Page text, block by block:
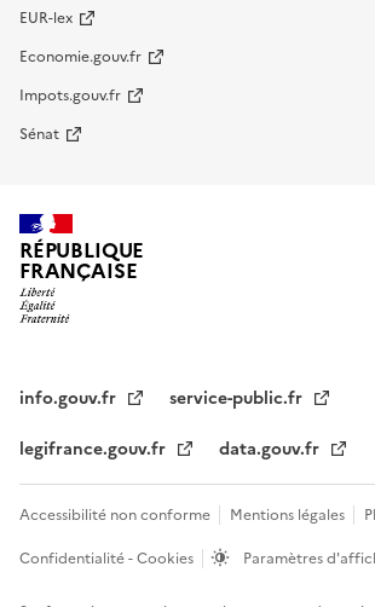
EUR-lex
Economie.gouv.fr
Impots.gouv.fr
Sénat
RÉPUBLIQUE
FRANÇAISE
info.gouv.fr
service-public.fr
legifrance.gouv.fr
data.gouv.fr
Accessibilité non conforme Mentions légales
Confidentialité - Cookies
Paramètres